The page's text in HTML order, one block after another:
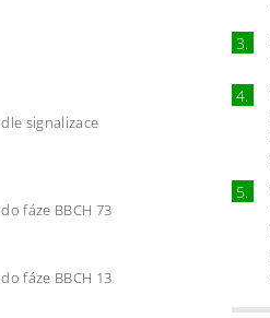
dle signalizace
do fáze BBCH 73
do fáze BBCH 13